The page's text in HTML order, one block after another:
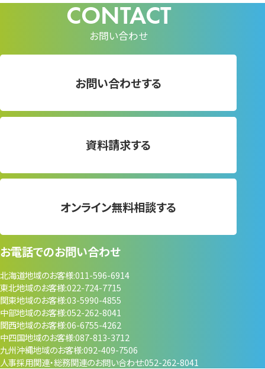
お問い合わせ
お問い合わせする
資料請求する
オンライン無料相談する
お電話でのお問い合わせ
北海道地域のお客様011-596-6914
東北地域のお客様022-724-7715
関東地域のお客様03-5990-4855
中部地域のお客様052-262-8041
関西地域のお客様06-6755-4262
中四国地域のお客様087-813-3712
九州沖縄地域のお客様092-409-7506
人事採用関連・総務関連のお問い合わせ052-262-8041